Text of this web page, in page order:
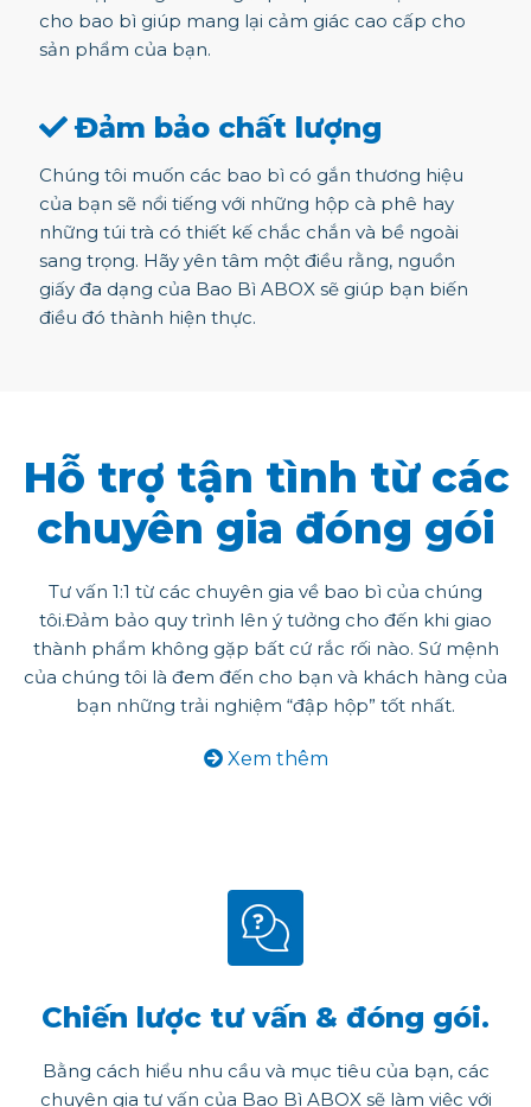
cho bao bì giúp mang lại cảm giác cao cấp cho
sản phẩm của bạn.
Đảm bảo chất lượng
Chúng tôi muốn các bao bì có gắn thương hiệu
của bạn sẽ nổi tiếng với những hộp cà phê hay
những túi trà có thiết kế chắc chắn và bề ngoài
sang trọng. Hãy yên tâm một điều rằng, nguồn
giấy đa dạng của Bao Bì ABOX sẽ giúp bạn biến
điều đó thành hiện thực.
Hỗ trợ tận tình từ các
chuyên gia đóng gói
Tư vấn 1:1 từ các chuyên gia về bao bì của chúng
tôi.Đảm bảo quy trình lên ý tưởng cho đến khi giao
thành phẩm không gặp bất cứ rắc rối nào. Sứ mệnh
của chúng tôi là đem đến cho bạn và khách hàng của
bạn những trải nghiệm “đập hộp” tốt nhất.
Xem thêm
Chiến lược tư vấn & đóng gói.
Bằng cách hiểu nhu cầu và mục tiêu của bạn, các
chuyên gia tư vấn của Bao Bì ABOX sẽ làm việc với